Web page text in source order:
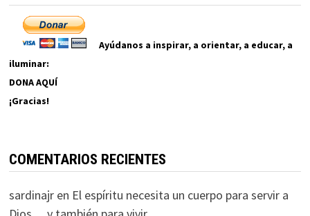
Ayúdanos a inspirar, a orientar, a educar, a
iluminar:
DONA AQUÍ
¡Gracias!
COMENTARIOS RECIENTES
sardinajren El espíritu necesita un cuerpo para servir a